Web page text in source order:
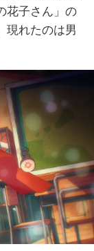
花子さん」の
現れたのは男